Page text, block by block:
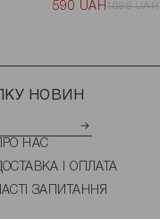
590 UAH1699 UAH
НОВИН
ПРО НАС
І ОПЛАТА
ЗАПИТАННЯ